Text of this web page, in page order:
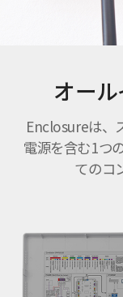
オー
Enclosureは、
電源を含む1つ
てのコ